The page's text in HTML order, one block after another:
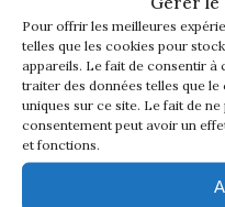
Pour offrir les meilleures
telles que les cookies pour
appareils. Le fait de consentir
traiter des données telles que
uniques sur ce site. Le fait de
consentement peut avoir un
et fonctions.